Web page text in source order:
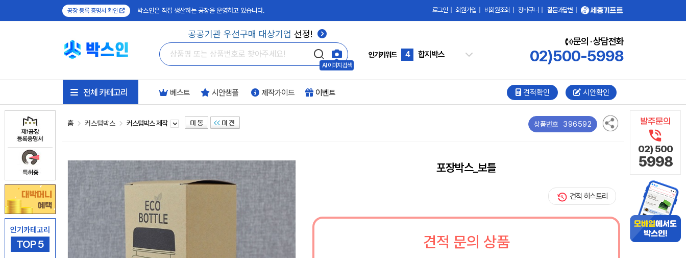
공장 등록 증명서 확인 박스인은 직접 생산하는 공장을 운영하고 있습니다. 로그인 회원가입 비회원조회 장바구니 질문과답변
공공기관 우선구매 대상기업 선정!
AI 이미지 검색
인기키워드
칼라박스
5
골판지
싸바리박스
문의 · 상담전화
02)500-5998
인기카테고리
TOP 5
02) 500
5998
전체 카테고리 베스트 시안샘플 제작가이드 이벤트 견적확인 시안확인
홈 커스텀박스 커스텀박스 제작 상품번호 396592
포장박스_보틀
견적 히스토리
견적 문의 상품